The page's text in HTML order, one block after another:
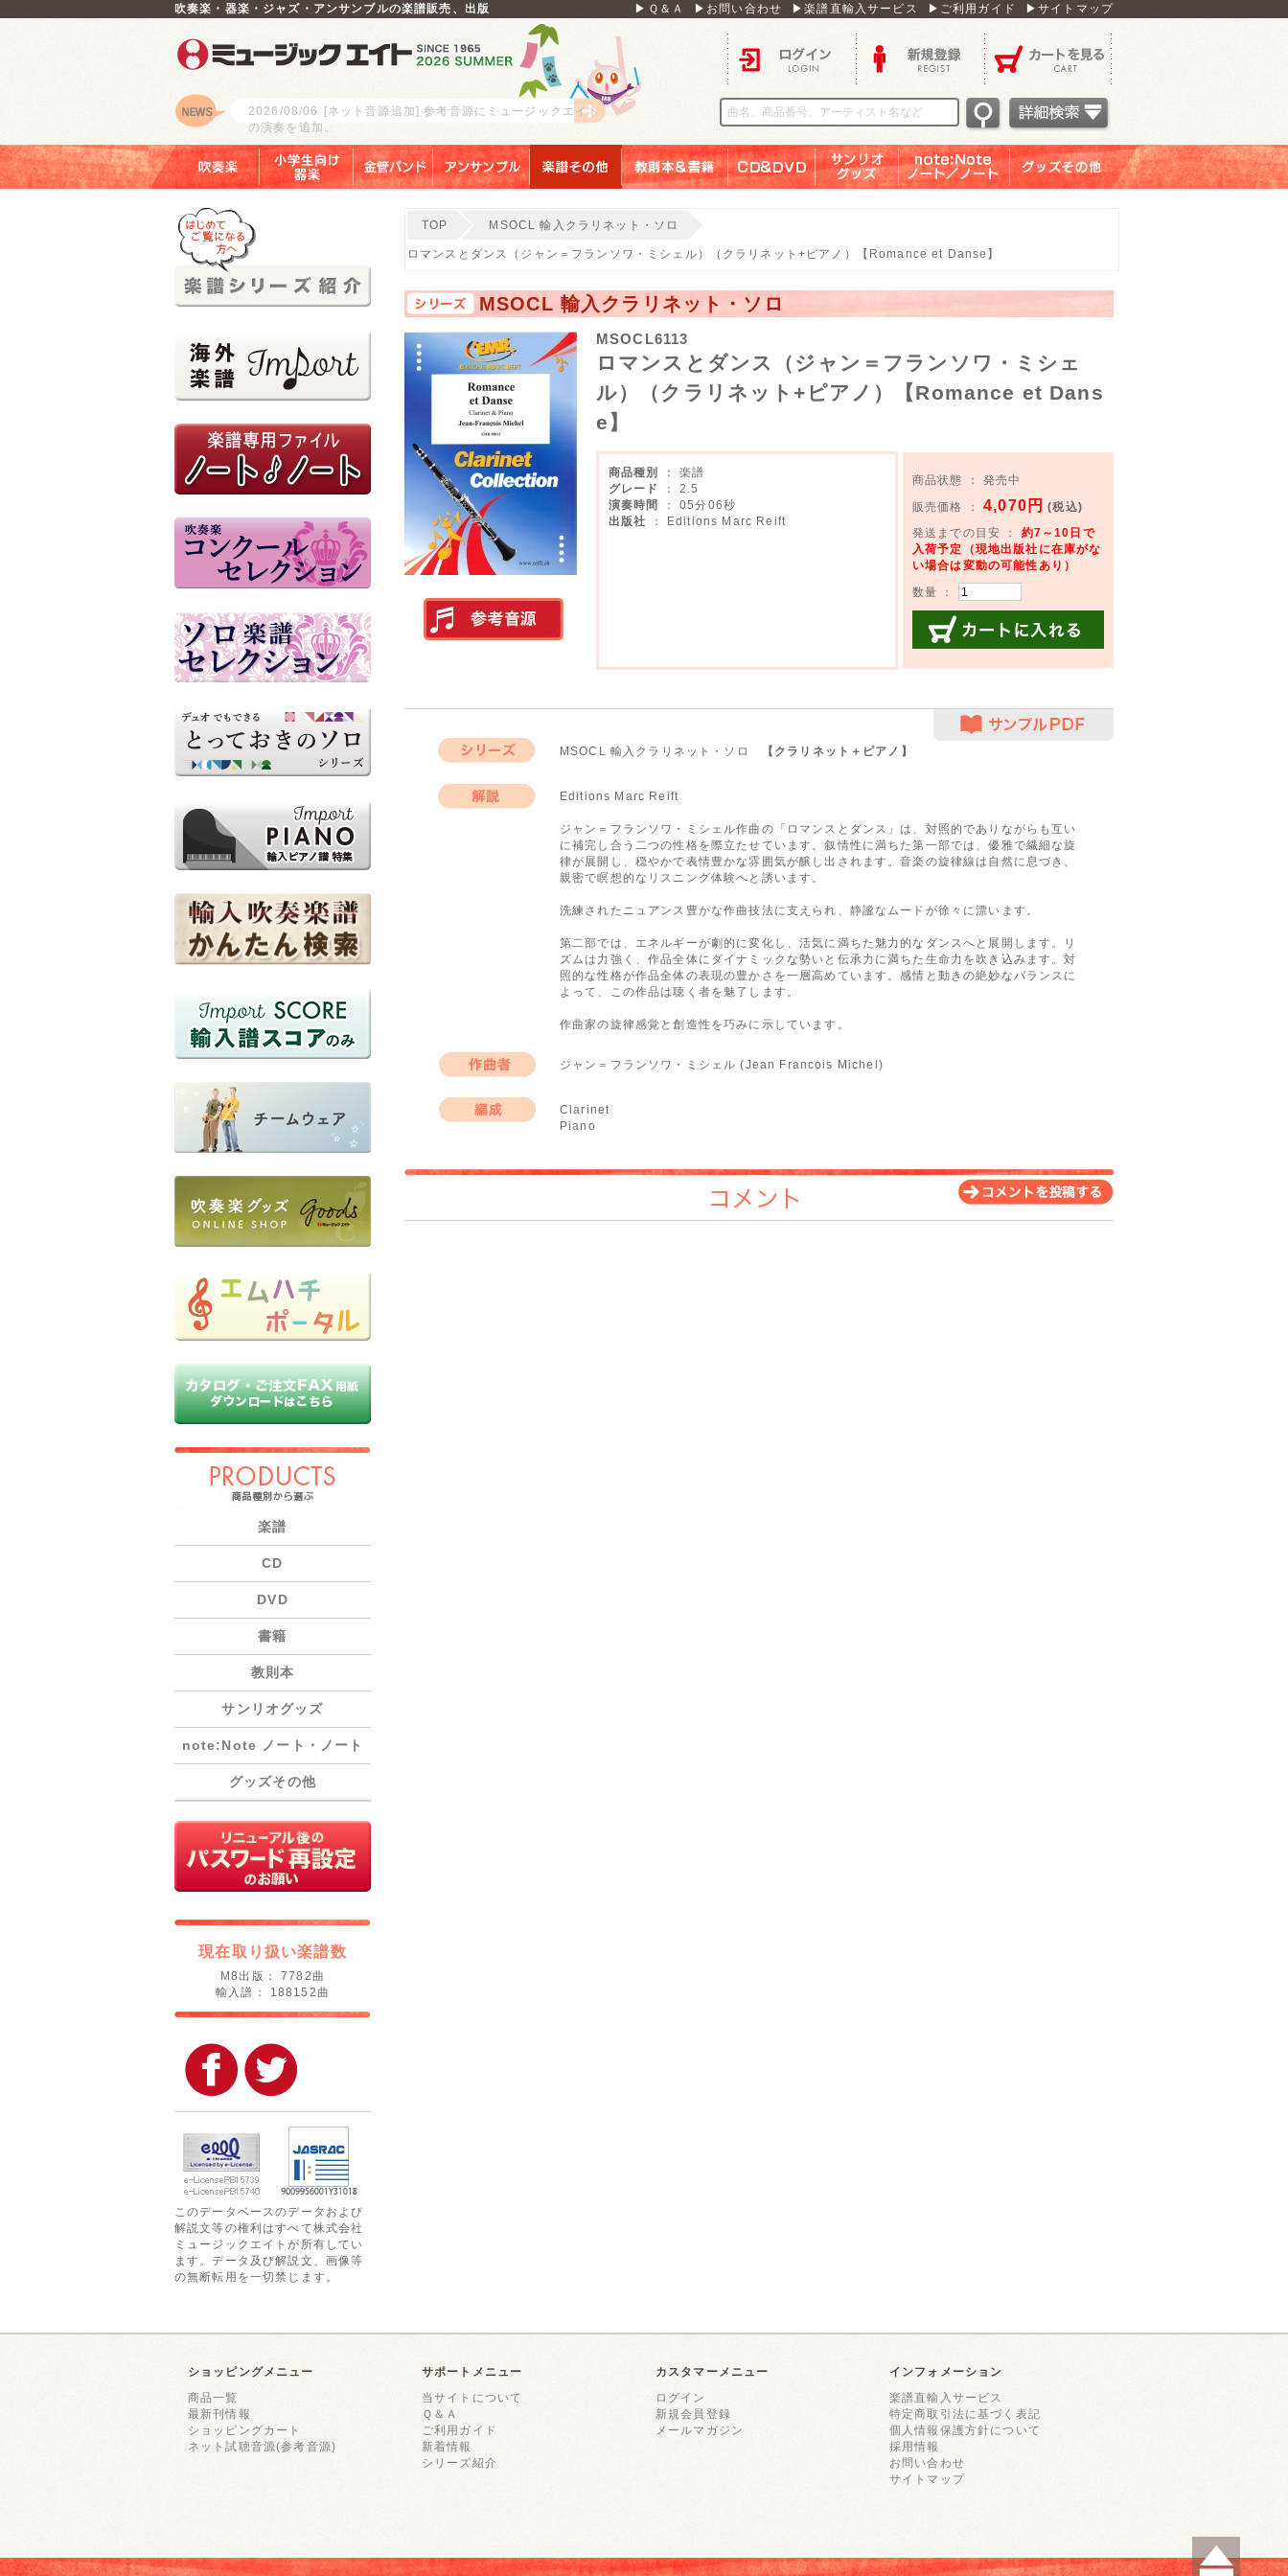
吹奏楽・器楽・ジャズ・アンサンブルの楽譜販売、出版 ▶Ｑ＆Ａ ▶お問い合わせ ▶楽譜直輸入サービス ▶ご利用ガイド ▶サイトマップ
ロゴ
2026/08/06
[ネット音源追加] 参考音源にミュージックエイト
の演奏を追加。
楽譜
CD
DVD
書籍
教則本
サンリオグッズ
note:Note ノート・ノート
グッズその他
現在取り扱い楽譜数
M8出版： 7782曲
輸入譜： 188152曲
このデータベースのデータおよび
解説文等の権利はすべて株式会社
ミュージックエイトが所有してい
ます。データ及び解説文、画像等
の無断転用を一切禁じます。
TOP MSOCL 輸入クラリネット・ソロ
ロマンスとダンス（ジャン＝フランソワ・ミシェル）（クラリネット+ピアノ）【Romance et Danse】
MSOCL 輸入クラリネット・ソロ
参考音源（外部リンク）
MSOCL6113
ロマンスとダンス（ジャン＝フランソワ・ミシェ
ル）（クラリネット+ピアノ）【Romance et Dans
e】
商品種別
： 楽譜
グレード
： 2.5
演奏時間
： 05分06秒
出版社
： Editions Marc Reift
商品状態 ： 発売中
販売価格 ：4,070円 (税込)
発送までの目安 ： 約7～10日で
入荷予定（現地出版社に在庫がな
い場合は変動の可能性あり）
数量 ：
MSOCL 輸入クラリネット・ソロ 【クラリネット＋ピアノ】
Editions Marc Reift
ジャン＝フランソワ・ミシェル作曲の「ロマンスとダンス」は、対照的でありながらも互い
に補完し合う二つの性格を際立たせています。叙情性に満ちた第一部では、優雅で繊細な旋
律が展開し、穏やかで表情豊かな雰囲気が醸し出されます。音楽の旋律線は自然に息づき、
親密で瞑想的なリスニング体験へと誘います。
洗練されたニュアンス豊かな作曲技法に支えられ、静謐なムードが徐々に漂います。
第二部では、エネルギーが劇的に変化し、活気に満ちた魅力的なダンスへと展開します。リ
ズムは力強く、作品全体にダイナミックな勢いと伝承力に満ちた生命力を吹き込みます。対
照的な性格が作品全体の表現の豊かさを一層高めています。感情と動きの絶妙なバランスに
よって、この作品は聴く者を魅了します。
作曲家の旋律感覚と創造性を巧みに示しています。
ジャン＝フランソワ・ミシェル (Jean Francois Michel)
Clarinet
Piano
コメント
ショッピングメニュー
商品一覧
最新刊情報
ショッピングカート
ネット試聴音源(参考音源)
サポートメニュー
当サイトについて
Ｑ＆Ａ
ご利用ガイド
新着情報
シリーズ紹介
カスタマーメニュー
ログイン
新規会員登録
メールマガジン
インフォメーション
楽譜直輸入サービス
特定商取引法に基づく表記
個人情報保護方針について
採用情報
お問い合わせ
サイトマップ